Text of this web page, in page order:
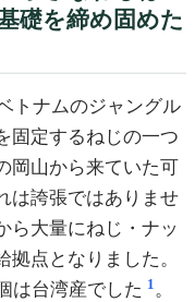
礎を締め固めた
トナムのジャングル
固定するねじの一つ
岡山から来ていた可
は誇張ではありませ
ら大量にねじ・ナッ
拠点となりました。
は台湾産でした 1 。